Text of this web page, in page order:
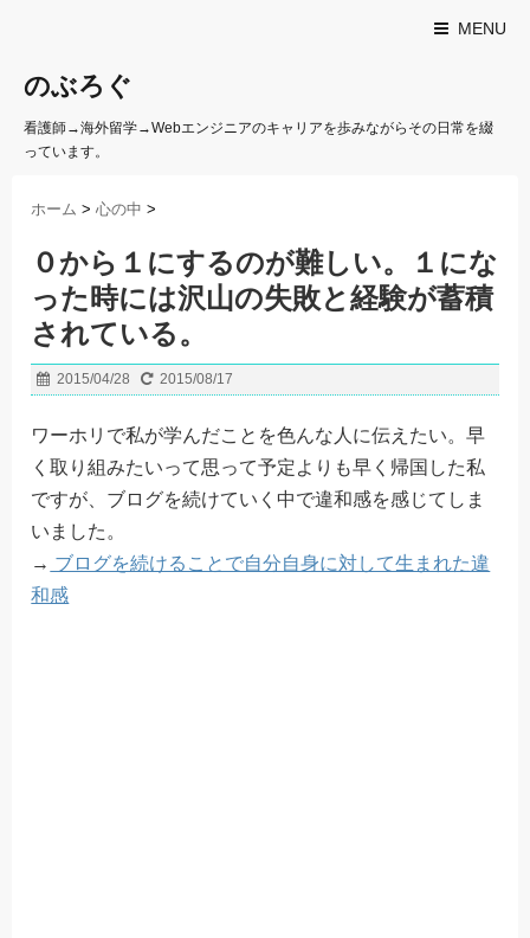
MENU
のぶろぐ
看護師→海外留学→Webエンジニアのキャリアを歩みながらその日常を綴
っています。
ホーム >心の中 >
０から１にするのが難しい。１にな
った時には沢山の失敗と経験が蓄積
されている。
2015/04/28 2015/08/17
ワーホリで私が学んだことを色んな人に伝えたい。早
く取り組みたいって思って予定よりも早く帰国した私
ですが、ブログを続けていく中で違和感を感じてしま
いました。
→ ブログを続けることで自分自身に対して生まれた違
和感